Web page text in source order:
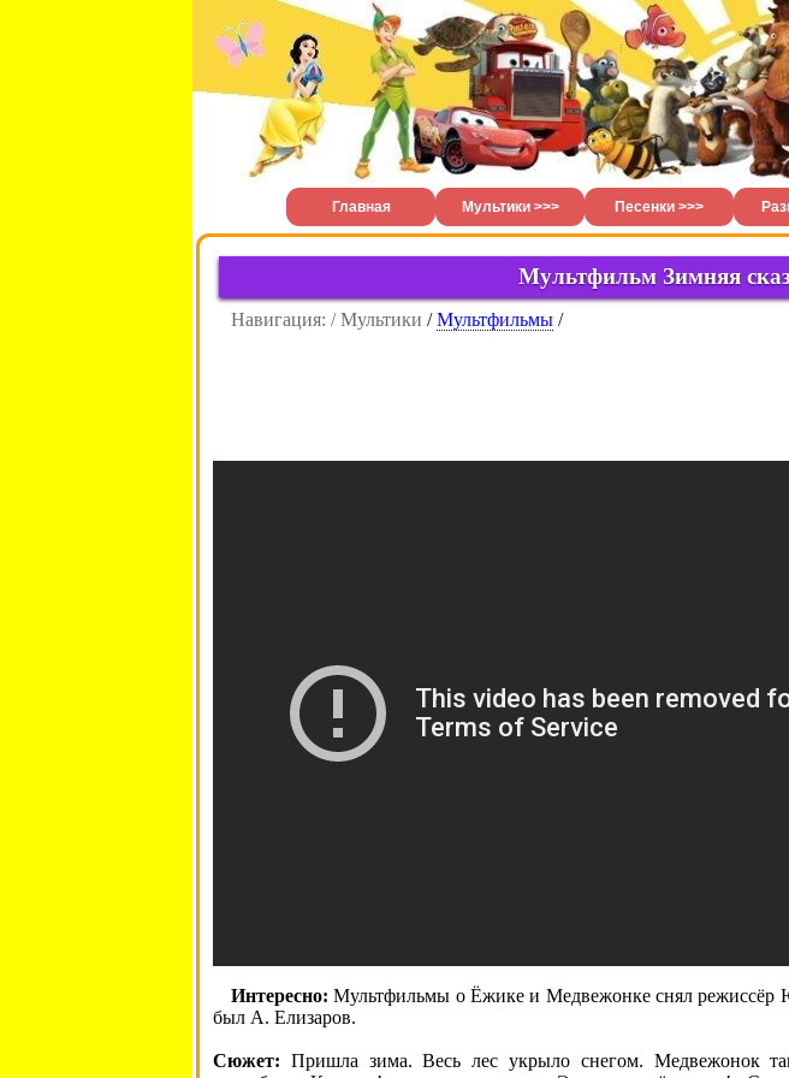
Главная Мультики >>> Песенки >>>
Мультфильм Зимняя
Навигация: / Мультики /Мультфильмы /
Интересно: Мультфильмы о Ёжике и Медвежонке снял
был А. Елизаров.
Сюжет: Пришла зима. Весь лес укрыло снегом. Медвежонок